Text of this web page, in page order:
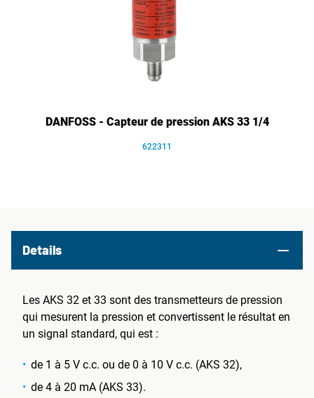
DANFOSS - Capteur de pression AKS 33 1/4
622311
Details
Les AKS 32 et 33 sont des transmetteurs de pression
qui mesurent la pression et convertissent le résultat en
un signal standard, qui est :
de 1 à 5 V c.c. ou de 0 à 10 V c.c. (AKS 32),
de 4 à 20 mA (AKS 33).